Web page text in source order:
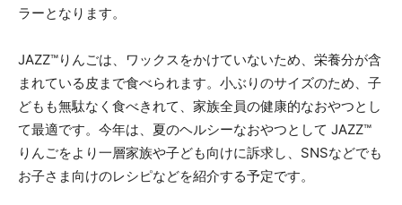
ラーとなります。
JAZZ™りんごは、ワックスをかけていないため、栄養分が含
まれている皮まで食べられます。小ぶりのサイズのため、子
どもも無駄なく食べきれて、家族全員の健康的なおやつとし
て最適です。今年は、夏のヘルシーなおやつとして JAZZ™
りんごをより一層家族や子ども向けに訴求し、SNSなどでも
お子さま向けのレシピなどを紹介する予定です。